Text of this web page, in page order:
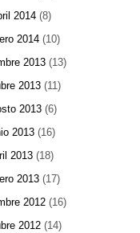
2014(8)
2014 (10)
2013 (13)
2013 (11)
2013 (6)
2013(16)
2013 (18)
2013 (17)
2012 (16)
2012(14)